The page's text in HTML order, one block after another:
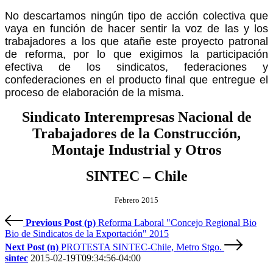
No descartamos ningún tipo de acción colectiva que
vaya en función de hacer sentir la voz de las y los
trabajadores a los que atañe este proyecto patronal
de reforma, por lo que exigimos la participación
efectiva de los sindicatos, federaciones y
confederaciones en el producto final que entregue el
proceso de elaboración de la misma.
Sindicato Interempresas Nacional de
Trabajadores de la Construcción,
Montaje Industrial y Otros
SINTEC – Chile
Febrero 2015
Previous Post (p) Reforma Laboral "Concejo Regional Bio
Bio de Sindicatos de la Exportación" 2015
Next Post (n) PROTESTA SINTEC-Chile, Metro Stgo.
sintec 2015-02-19T09:34:56-04:00